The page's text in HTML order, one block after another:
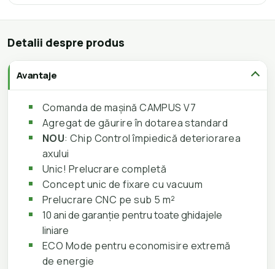
Detalii despre produs
Avantaje
Comanda de mașină CAMPUS V7
Agregat de găurire în dotarea standard
NOU: Chip Control împiedică deteriorarea
axului
Unic! Prelucrare completă
Concept unic de fixare cu vacuum
Prelucrare CNC pe sub 5 m²
10 ani de garanție pentru toate ghidajele
liniare
ECO Mode pentru economisire extremă
de energie